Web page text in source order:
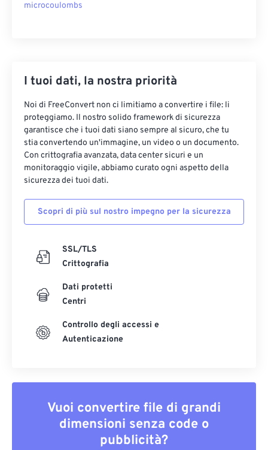
microcoulombs
I tuoi dati, la nostra priorità
Noi di FreeConvert non ci limitiamo a convertire i file: li
proteggiamo. Il nostro solido framework di sicurezza
garantisce che i tuoi dati siano sempre al sicuro, che tu
stia convertendo un'immagine, un video o un documento.
Con crittografia avanzata, data center sicuri e un
monitoraggio vigile, abbiamo curato ogni aspetto della
sicurezza dei tuoi dati.
Scopri di più sul nostro impegno per la sicurezza
SSL/TLS
Crittografia
Dati protetti
Centri
Controllo degli accessi e
Autenticazione
Vuoi convertire file di grandi
dimensioni senza code o
pubblicità?